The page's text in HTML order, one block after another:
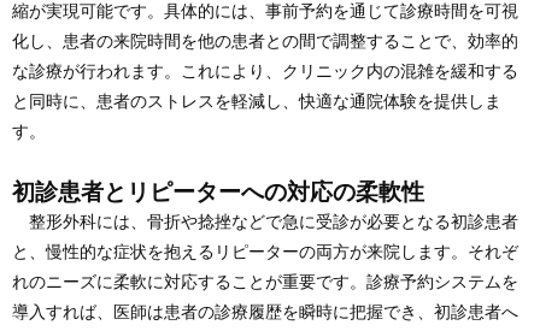
縮が実現可能です。具体的には、事前予約を通じて診療時間を可視
化し、患者の来院時間を他の患者との間で調整することで、効率的
な診療が行われます。これにより、クリニック内の混雑を緩和する
と同時に、患者のストレスを軽減し、快適な通院体験を提供しま
す。
初診患者とリピーターへの対応の柔軟性
整形外科には、骨折や捻挫などで急に受診が必要となる初診患者
と、慢性的な症状を抱えるリピーターの両方が来院します。それぞ
れのニーズに柔軟に対応することが重要です。診療予約システムを
導入すれば、医師は患者の診療履歴を瞬時に把握でき、初診患者へ